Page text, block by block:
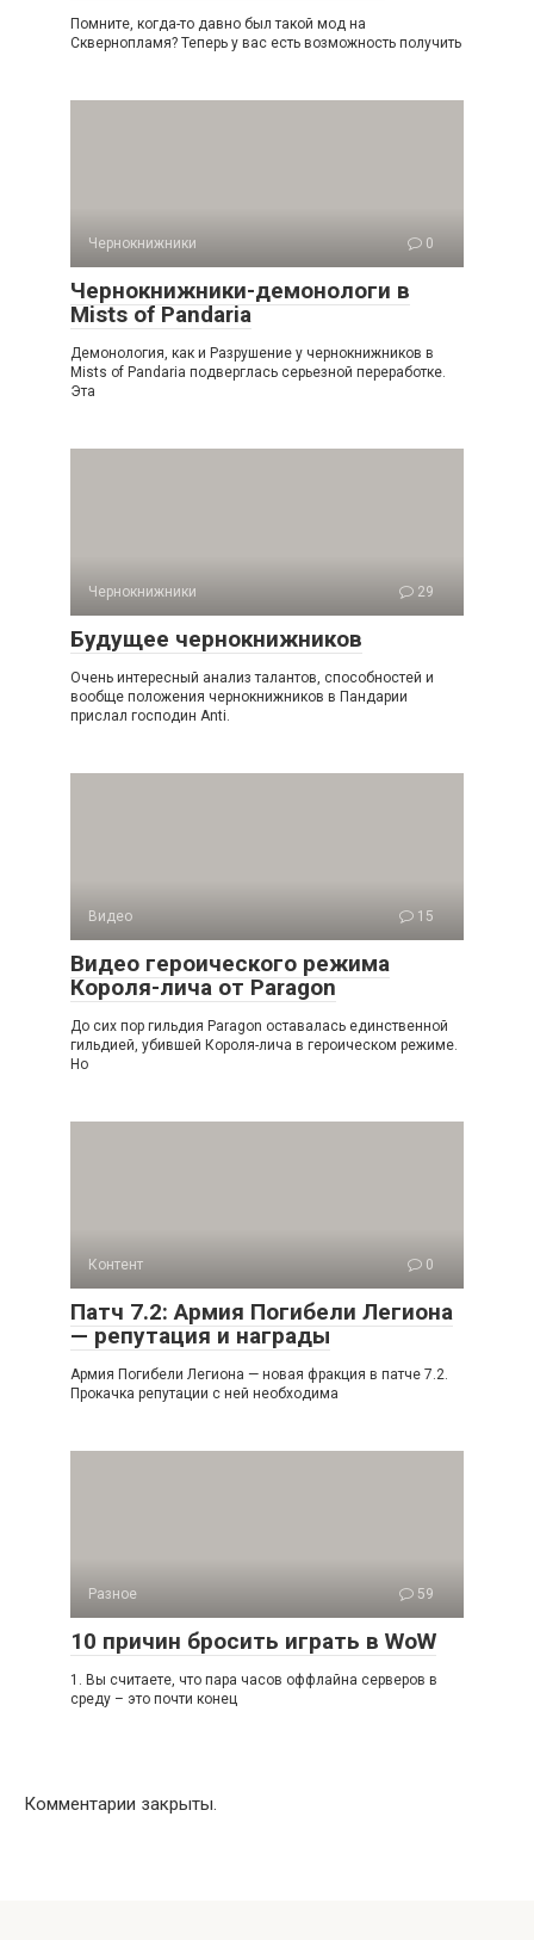
Помните, когда-то давно был такой мод на
Сквернопламя? Теперь у вас есть возможность получить
Чернокнижники 0
Чернокнижники-демонологи в
Mists of Pandaria
Демонология, как и Разрушение у чернокнижников в
Mists of Pandaria подверглась серьезной переработке.
Эта
Чернокнижники 29
Будущее чернокнижников
Очень интересный анализ талантов, способностей и
вообще положения чернокнижников в Пандарии
прислал господин Anti.
Видео 15
Видео героического режима
Короля-лича от Paragon
До сих пор гильдия Paragon оставалась единственной
гильдией, убившей Короля-лича в героическом режиме.
Но
Контент 0
Патч 7.2: Армия Погибели Легиона
— репутация и награды
Армия Погибели Легиона — новая фракция в патче 7.2.
Прокачка репутации с ней необходима
Разное 59
10 причин бросить играть в WoW
1. Вы считаете, что пара часов оффлайна серверов в
среду – это почти конец
Комментарии закрыты.